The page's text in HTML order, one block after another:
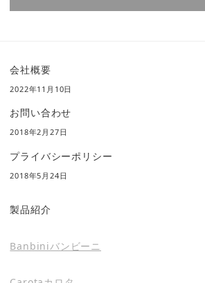
会社概要
2022年11月10日
お問い合わせ
2018年2月27日
プライバシーポリシー
2018年5月24日
製品紹介
Banbiniバンビーニ